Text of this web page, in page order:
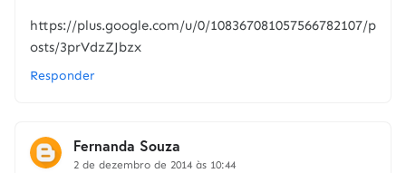
https://plus.google.com/u/0/108367081057566782107/p
osts/3prVdzZJbzx
Responder
Fernanda Souza
2 de dezembro de 2014 às 10:44